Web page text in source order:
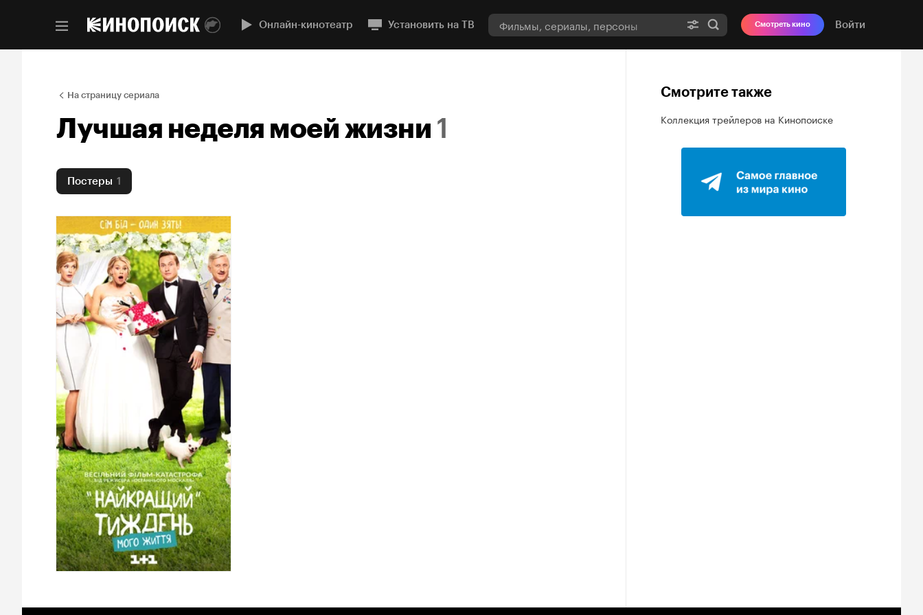
Онлайн-кинотеатр Установить на ТВ Смотреть кино Войти
На страницу сериала
Лучшая неделя моей жизни 1
Постеры 1
Смотрите также
Коллекция трейлеров на Кинопоиске